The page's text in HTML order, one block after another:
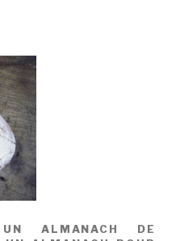
ALMANACH DE